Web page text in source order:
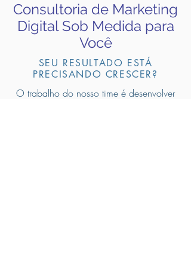
Consultoria de Marketing
Digital Sob Medida para
Você
SEU RESULTADO ESTÁ
PRECISANDO CRESCER?
O trabalho do nosso time é desenvolver